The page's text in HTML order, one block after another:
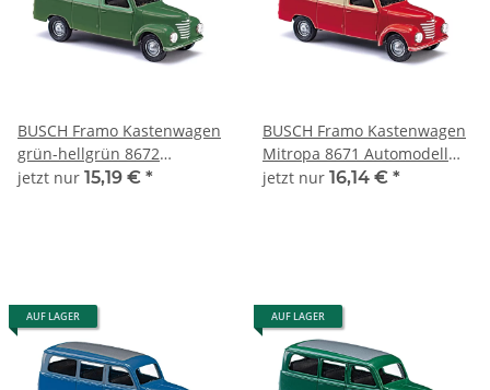
BUSCH Framo Kastenwagen
grün-hellgrün 8672
Automodell 1:120
jetzt nur 15,19 € *
BUSCH Framo Kastenwagen
Mitropa 8671 Automodell
1:120
jetzt nur 16,14 € *
AUF LAGER AUF LAGER